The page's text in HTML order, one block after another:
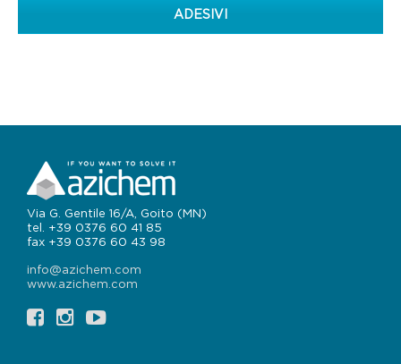
ADESIVI
Via G. Gentile 16/A, Goito (MN)
tel. +39 0376 60 41 85
fax +39 0376 60 43 98
info@azichem.com
www.azichem.com